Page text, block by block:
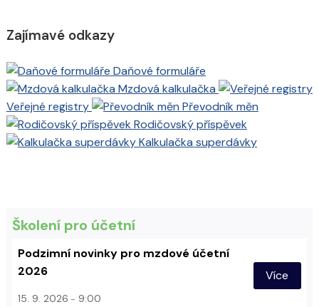
Zajímavé odkazy
Daňové formuláře
Mzdová kalkulačka
Veřejné registry
Převodník měn
Rodičovský příspěvek
Kalkulačka superdávky
Školení pro účetní
Podzimní novinky pro mzdové účetní
2026
15. 9. 2026 9:00
Více